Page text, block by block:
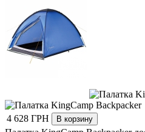
4 628 ГРН